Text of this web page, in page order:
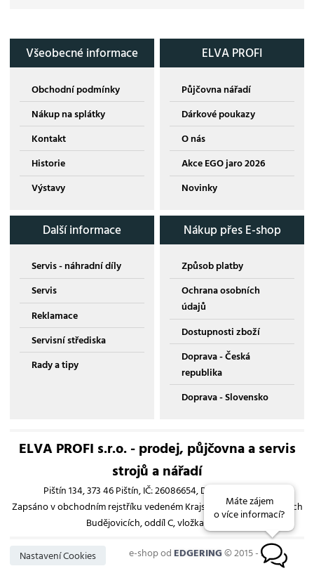
Všeobecné informace
Obchodní podmínky
Nákup na splátky
Kontakt
Historie
Výstavy
ELVA PROFI
Půjčovna nářadí
Dárkové poukazy
O nás
Akce EGO jaro 2026
Novinky
Další informace
Servis - náhradní díly
Servis
Reklamace
Servisní střediska
Rady a tipy
Nákup přes E-shop
Způsob platby
Ochrana osobních
údajů
Dostupnosti zboží
Doprava - Česká
republika
Doprava - Slovensko
ELVA PROFI s.r.o. - prodej, půjčovna a servis
strojů a nářadí
Pištín 134, 373 46 Pištín, IČ: 26086654, DIČ: CZ26086654
Zapsáno v obchodním rejstříku vedeném Krajským soudem v Českých
Budějovicích, oddíl C, vložka 13193
Nastavení Cookies e-shop odEDGERING© 2015 - 2026
Máte zájem
o více informací?
B